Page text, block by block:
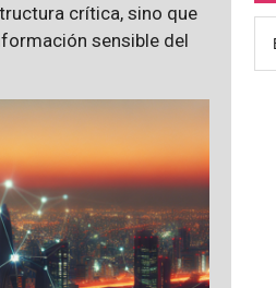
crítica, sino que
sensible del